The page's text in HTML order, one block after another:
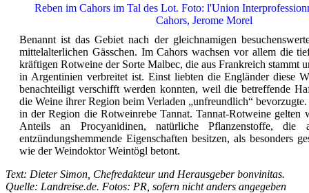
Reben im Cahors im Tal des Lot. Foto: l'Union
Cahors, Jerome Morel
Benannt ist das Gebiet nach der gleichnamigen
mittelalterlichen Gässchen. Im Cahors wachsen vor allem die
kräftigen Rotweine der Sorte Malbec, die aus Frankreich stammt
in Argentinien verbreitet ist. Einst liebten die Engländer diese
benachteiligt verschifft werden konnten, weil die betreffende
die Weine ihrer Region beim Verladen „unfreundlich“
in der Region die Rotweinrebe Tannat. Tannat-Rotweine gelten
Anteils an Procyanidinen, natürliche Pflanzenstoffe, die
entzündungshemmende Eigenschaften besitzen, als besonders
wie der Weindoktor Weintögl betont.
Text: Dieter Simon, Chefredakteur und Herausgeber bonvinitas.
Quelle: Landreise.de. Fotos: PR, sofern nicht anders angegeben